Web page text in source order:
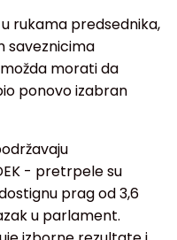
rukama predsednika,
saveznicima
morati da
ponovo izabran
- pretrpele su
prag od 3,6
u parlament.